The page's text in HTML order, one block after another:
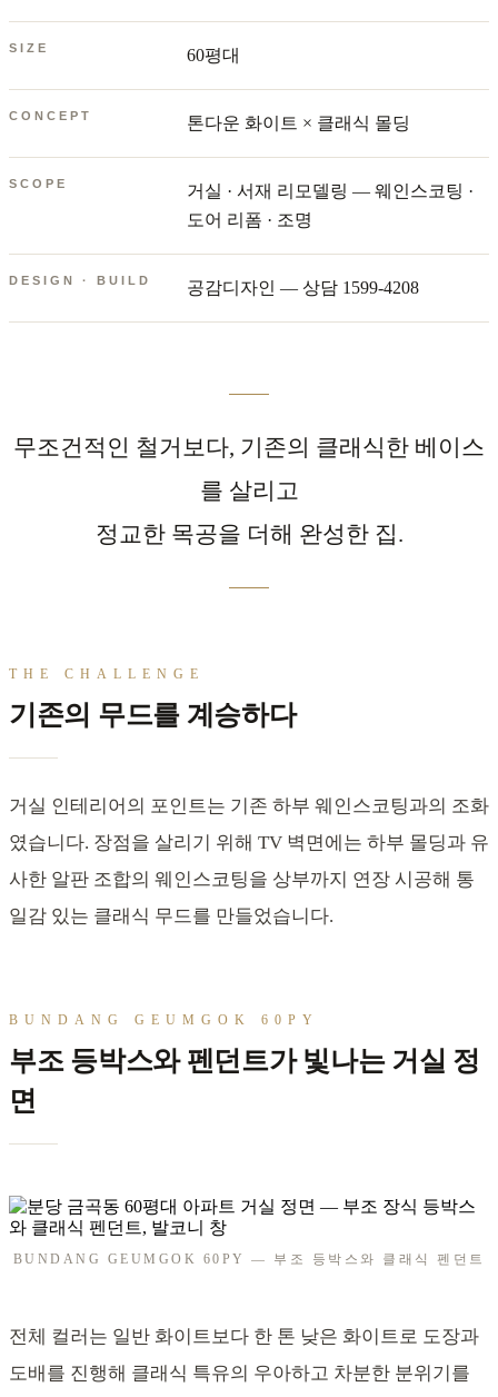
SIZE 60평대
CONCEPT 톤다운 화이트 × 클래식 몰딩
SCOPE
거실 · 서재 리모델링 — 웨인스코팅 ·
도어 리폼 · 조명
DESIGN · BUILD 공감디자인 — 상담 1599-4208
무조건적인 철거보다, 기존의 클래식한 베이스
를 살리고
정교한 목공을 더해 완성한 집.
THE CHALLENGE
기존의 무드를 계승하다
거실 인테리어의 포인트는 기존 하부 웨인스코팅과의 조화
였습니다. 장점을 살리기 위해 TV 벽면에는 하부 몰딩과 유
사한 알판 조합의 웨인스코팅을 상부까지 연장 시공해 통
일감 있는 클래식 무드를 만들었습니다.
BUNDANG GEUMGOK 60PY
부조 등박스와 펜던트가 빛나는 거실 정
면
BUNDANG GEUMGOK 60PY — 부조 등박스와 클래식 펜던트
전체 컬러는 일반 화이트보다 한 톤 낮은 화이트로 도장과
도배를 진행해 클래식 특유의 우아하고 차분한 분위기를